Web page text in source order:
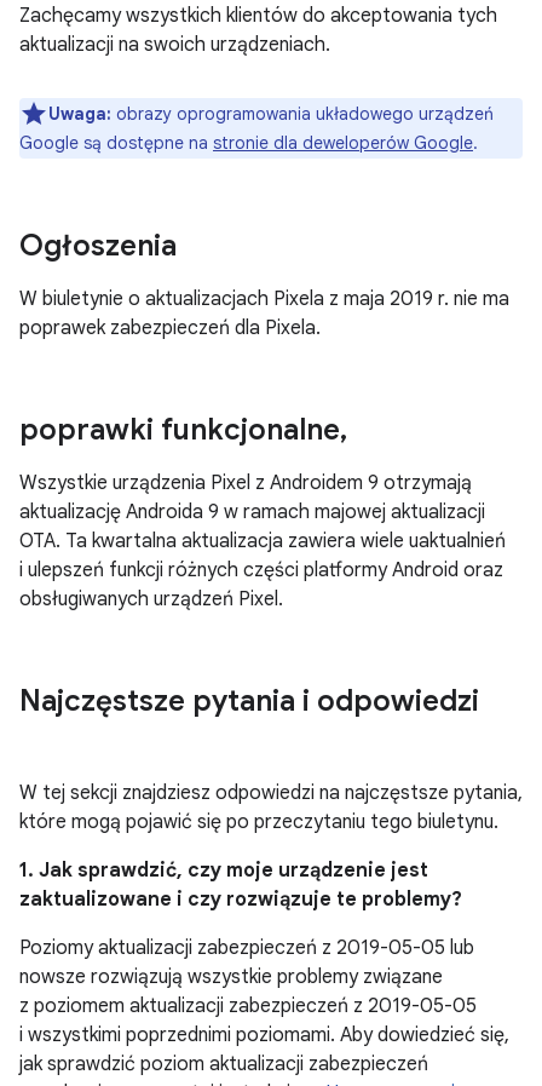
Zachęcamy wszystkich klientów do akceptowania tych
aktualizacji na swoich urządzeniach.
Uwaga: obrazy oprogramowania układowego urządzeń
Google są dostępne na stronie dla deweloperów Google.
Ogłoszenia
W biuletynie o aktualizacjach Pixela z maja 2019 r. nie ma
poprawek zabezpieczeń dla Pixela.
poprawki funkcjonalne,
Wszystkie urządzenia Pixel z Androidem 9 otrzymają
aktualizację Androida 9 w ramach majowej aktualizacji
OTA. Ta kwartalna aktualizacja zawiera wiele uaktualnień
i ulepszeń funkcji różnych części platformy Android oraz
obsługiwanych urządzeń Pixel.
Najczęstsze pytania i odpowiedzi
W tej sekcji znajdziesz odpowiedzi na najczęstsze pytania,
które mogą pojawić się po przeczytaniu tego biuletynu.
1. Jak sprawdzić, czy moje urządzenie jest
zaktualizowane i czy rozwiązuje te problemy?
Poziomy aktualizacji zabezpieczeń z 2019-05-05 lub
nowsze rozwiązują wszystkie problemy związane
z poziomem aktualizacji zabezpieczeń z 2019-05-05
i wszystkimi poprzednimi poziomami. Aby dowiedzieć się,
jak sprawdzić poziom aktualizacji zabezpieczeń